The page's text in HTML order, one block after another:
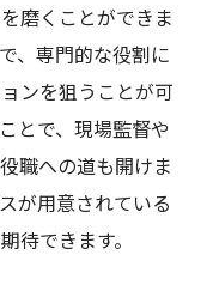
磨くことができま
、専門的な役割に
ンを狙うことが可
とで、現場監督や
職への道も開けま
が用意されている
待できます。